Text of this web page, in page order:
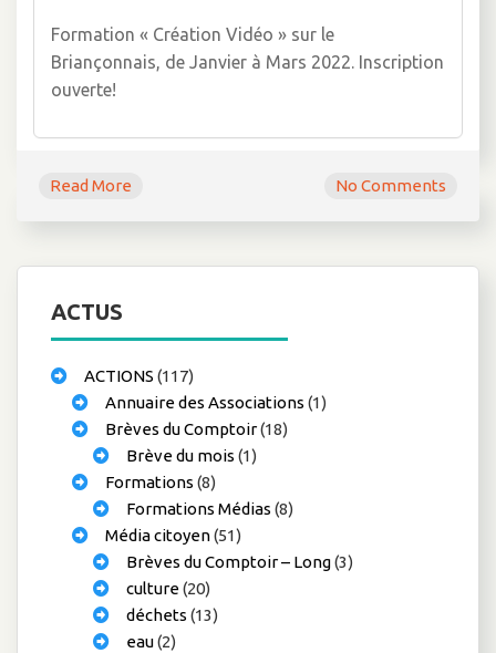
Formation « Création Vidéo » sur le
Briançonnais, de Janvier à Mars 2022. Inscription
ouverte!
Read More No Comments
ACTUS
ACTIONS (117)
Annuaire des Associations (1)
Brèves du Comptoir(18)
Brève du mois (1)
Formations (8)
Formations Médias (8)
Média citoyen(51)
Brèves du Comptoir – Long(3)
culture(20)
déchets (13)
eau(2)